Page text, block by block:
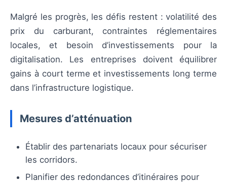
Malgré les progrès, les défis restent : volatilité des
prix du carburant, contraintes réglementaires
locales, et besoin d’investissements pour la
digitalisation. Les entreprises doivent équilibrer
gains à court terme et investissements long terme
dans l’infrastructure logistique.
Mesures d’atténuation
Établir des partenariats locaux pour sécuriser
les corridors.
Planifier des redondances d’itinéraires pour